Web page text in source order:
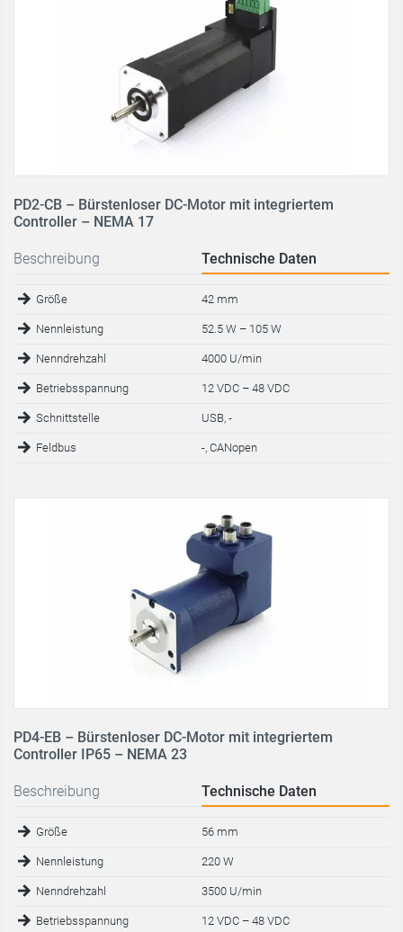
PD2-CB – Bürstenloser DC-Motor mit integriertem
Controller – NEMA 17
Beschreibung Technische Daten
Größe 42 mm
Nennleistung 52.5 W – 105 W
Nenndrehzahl 4000 U/min
Betriebsspannung 12 VDC – 48 VDC
Schnittstelle USB, -
Feldbus -, CANopen
PD4-EB – Bürstenloser DC-Motor mit integriertem
Controller IP65 – NEMA 23
Beschreibung Technische Daten
Größe 56 mm
Nennleistung 220 W
Nenndrehzahl 3500 U/min
Betriebsspannung 12 VDC – 48 VDC